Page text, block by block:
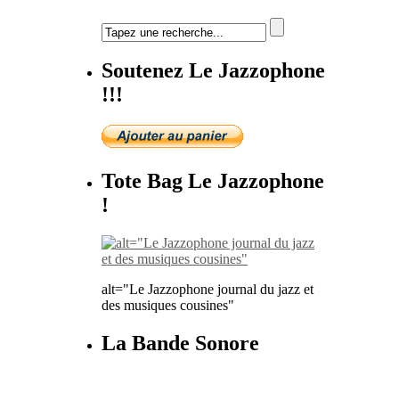
Soutenez Le Jazzophone
!!!
Tote Bag Le Jazzophone
!
alt="Le Jazzophone journal du jazz et
des musiques cousines"
La Bande Sonore